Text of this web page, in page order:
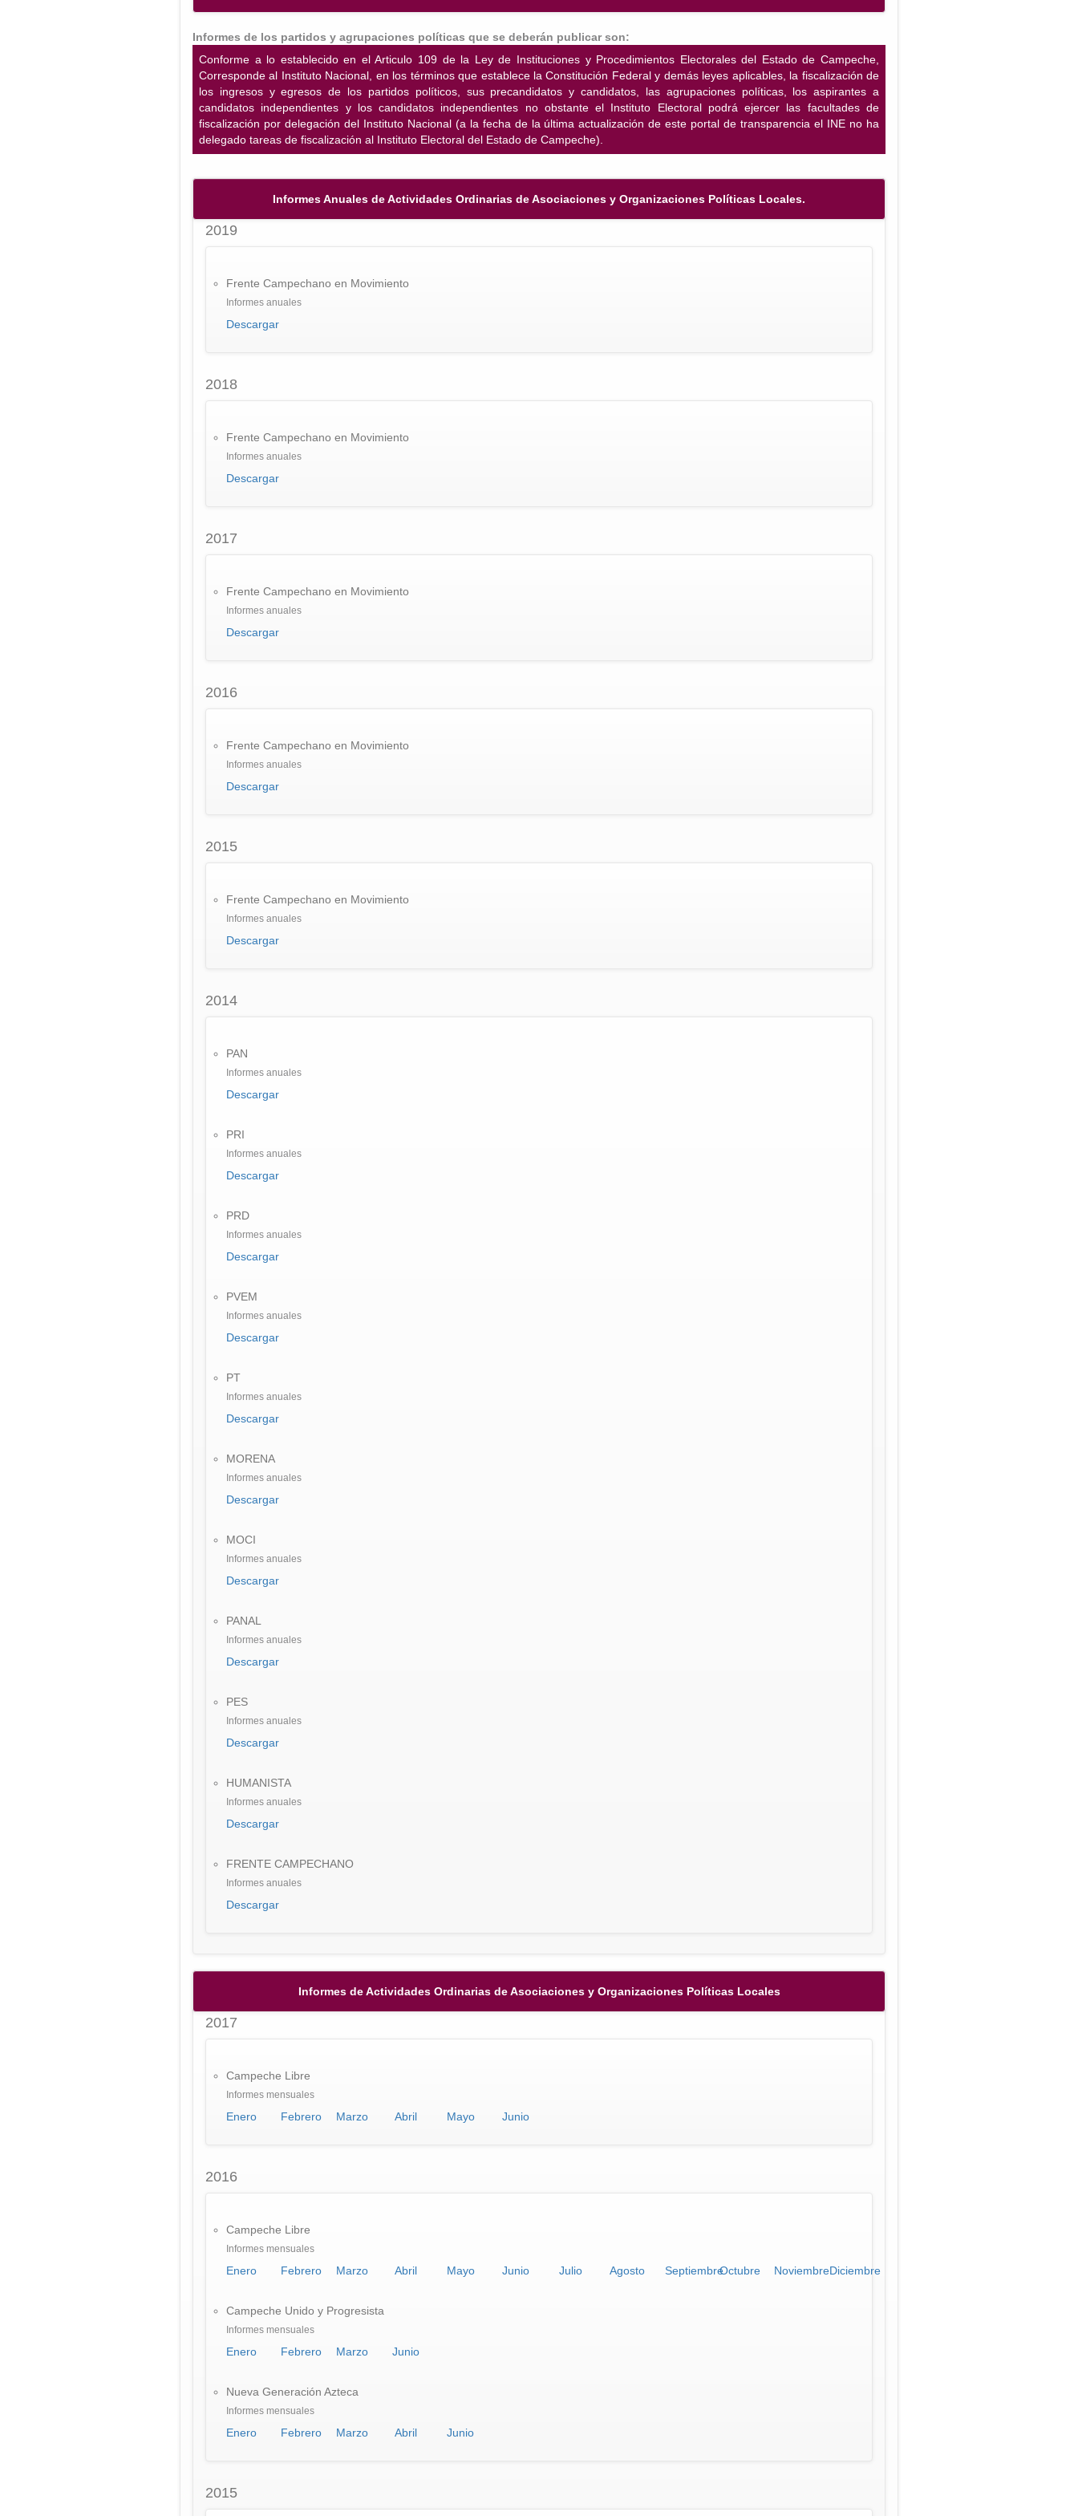
Informes de los partidos y agrupaciones políticas que se deberán publicar son:
Conforme a lo establecido en el Articulo 109 de la Ley de Instituciones y Procedimientos Electorales del Estado de Campeche,
Corresponde al Instituto Nacional, en los términos que establece la Constitución Federal y demás leyes aplicables, la fiscalización de
los ingresos y egresos de los partidos políticos, sus precandidatos y candidatos, las agrupaciones políticas, los aspirantes a
candidatos independientes y los candidatos independientes no obstante el Instituto Electoral podrá ejercer las facultades de
fiscalización por delegación del Instituto Nacional (a la fecha de la última actualización de este portal de transparencia el INE no ha
delegado tareas de fiscalización al Instituto Electoral del Estado de Campeche).
Informes Anuales de Actividades Ordinarias de Asociaciones y Organizaciones Políticas Locales.
2019
Frente Campechano en Movimiento
Informes anuales
Descargar
2018
Frente Campechano en Movimiento
Informes anuales
Descargar
2017
Frente Campechano en Movimiento
Informes anuales
Descargar
2016
Frente Campechano en Movimiento
Informes anuales
Descargar
2015
Frente Campechano en Movimiento
Informes anuales
Descargar
2014
PAN
Informes anuales
Descargar
PRI
Informes anuales
Descargar
PRD
Informes anuales
Descargar
PVEM
Informes anuales
Descargar
PT
Informes anuales
Descargar
MORENA
Informes anuales
Descargar
MOCI
Informes anuales
Descargar
PANAL
Informes anuales
Descargar
PES
Informes anuales
Descargar
HUMANISTA
Informes anuales
Descargar
FRENTE CAMPECHANO
Informes anuales
Descargar
Informes de Actividades Ordinarias de Asociaciones y Organizaciones Políticas Locales
2017
Campeche Libre
Informes mensuales
Enero Febrero Marzo Abril Mayo Junio
2016
Campeche Libre
Informes mensuales
Enero Febrero Marzo Abril Mayo Junio Julio Agosto SeptiembreOctubre NoviembreDiciembre
Campeche Unido y Progresista
Informes mensuales
Enero Febrero Marzo Junio
Nueva Generación Azteca
Informes mensuales
Enero Febrero Marzo Abril Junio
2015